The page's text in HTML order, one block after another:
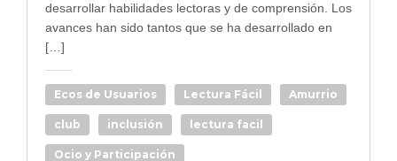
desarrollar habilidades lectoras y de comprensión. Los
avances han sido tantos que se ha desarrollado en
[…]
Ecos de Usuarios Lectura Fácil Amurrio
club inclusión lectura facil
Ocio y Participación